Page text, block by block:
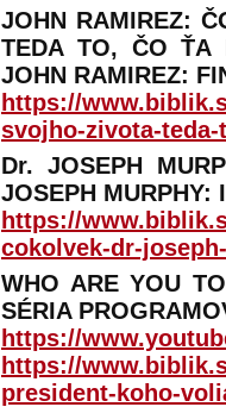
JOHN RAMIREZ:
TEDA TO, ČO ŤA
JOHN RAMIREZ:
https://
svojho-zivota-
Dr. JOSEPH
JOSEPH MURPHY:
https://
cokolvek-dr-
WHO ARE YOU
SÉRIA
https://
https://
president-koho-